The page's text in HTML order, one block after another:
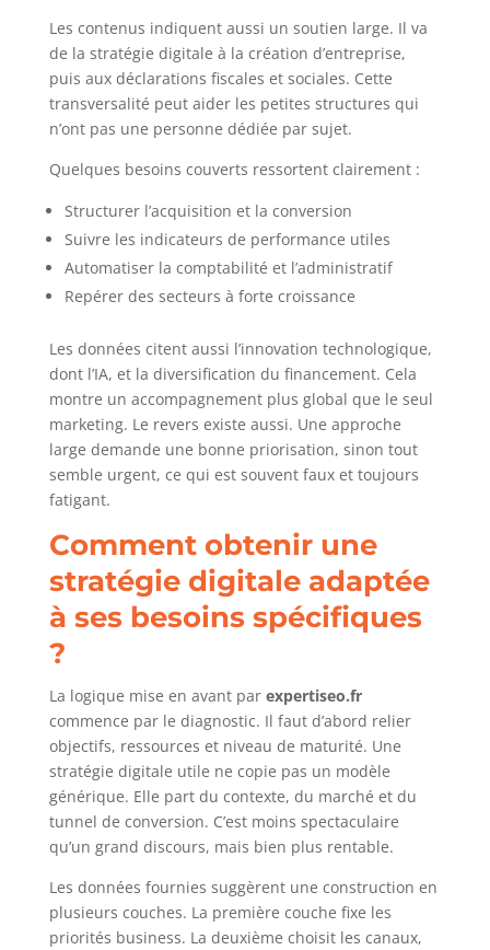
Les contenus indiquent aussi un soutien large. Il va
de la stratégie digitale à la création d’entreprise,
puis aux déclarations fiscales et sociales. Cette
transversalité peut aider les petites structures qui
n’ont pas une personne dédiée par sujet.
Quelques besoins couverts ressortent clairement :
Structurer l’acquisition et la conversion
Suivre les indicateurs de performance utiles
Automatiser la comptabilité et l’administratif
Repérer des secteurs à forte croissance
Les données citent aussi l’innovation technologique,
dont l’IA, et la diversification du financement. Cela
montre un accompagnement plus global que le seul
marketing. Le revers existe aussi. Une approche
large demande une bonne priorisation, sinon tout
semble urgent, ce qui est souvent faux et toujours
fatigant.
Comment obtenir une
stratégie digitale adaptée
à ses besoins spécifiques
?
La logique mise en avant par expertiseo.fr
commence par le diagnostic. Il faut d’abord relier
objectifs, ressources et niveau de maturité. Une
stratégie digitale utile ne copie pas un modèle
générique. Elle part du contexte, du marché et du
tunnel de conversion. C’est moins spectaculaire
qu’un grand discours, mais bien plus rentable.
Les données fournies suggèrent une construction en
plusieurs couches. La première couche fixe les
priorités business. La deuxième choisit les canaux,